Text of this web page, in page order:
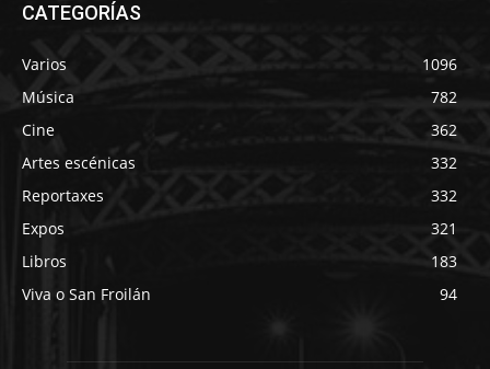
CATEGORÍAS
Varios
1096
Música
782
Cine
362
Artes escénicas
332
Reportaxes
332
Expos
321
Libros
183
Viva o San Froilán
94